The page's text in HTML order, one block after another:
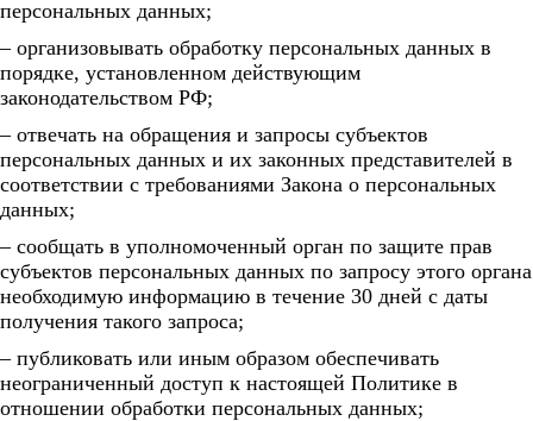
персональных данных;
– организовывать обработку персональных данных в
порядке, установленном действующим
законодательством РФ;
– отвечать на обращения и запросы субъектов
персональных данных и их законных представителей в
соответствии с требованиями Закона о персональных
данных;
– сообщать в уполномоченный орган по защите прав
субъектов персональных данных по запросу этого органа
необходимую информацию в течение 30 дней с даты
получения такого запроса;
– публиковать или иным образом обеспечивать
неограниченный доступ к настоящей Политике в
отношении обработки персональных данных;